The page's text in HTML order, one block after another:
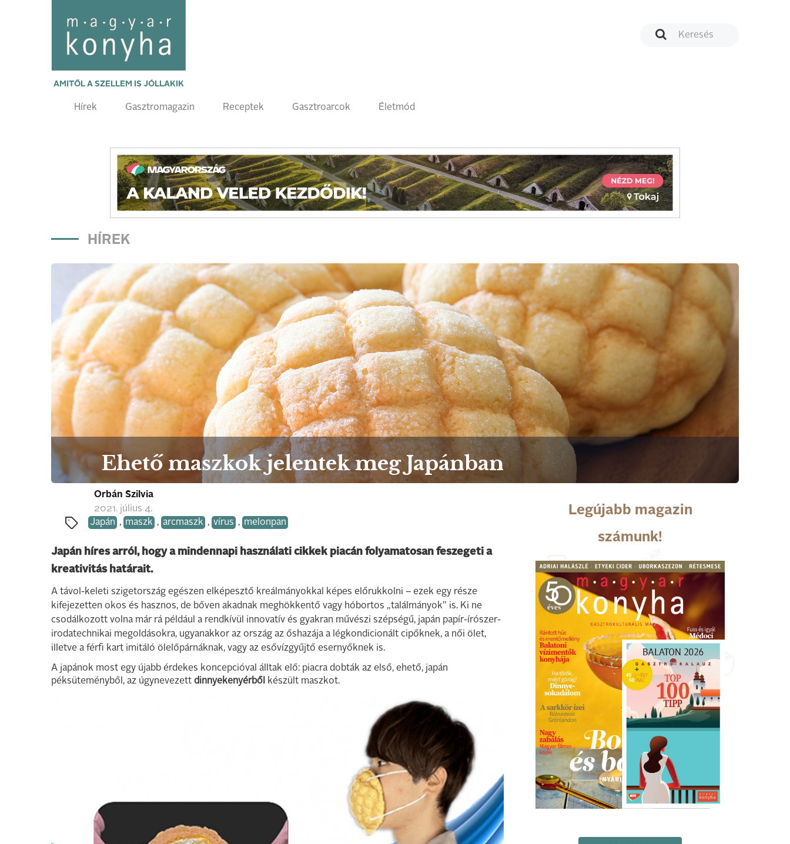
AMITŐL A SZELLEM IS JÓLLAKIK
Hírek Gasztromagazin Receptek Gasztroarcok Életmód
HÍREK
Ehető maszkok jelentek meg Japánban
Orbán Szilvia
2021. július 4.
Japán , maszk , arcmaszk , vírus , melonpan
Japán híres arról, hogy a mindennapi használati cikkek piacán folyamatosan feszegeti a
kreativitás határait.
A távol-keleti szigetország egészen elképesztő kreálmányokkal képes előrukkolni – ezek egy része
kifejezetten okos és hasznos, de bőven akadnak meghökkentő vagy hóbortos „találmányok” is. Ki ne
csodálkozott volna már rá például a rendkívül innovatív és gyakran művészi szépségű, japán papír-írószer-
irodatechnikai megoldásokra, ugyanakkor az ország az őshazája a légkondicionált cipőknek, a női ölet,
illetve a férfi kart imitáló ölelőpárnáknak, vagy az esővízgyűjtő esernyőknek is.
A japánok most egy újabb érdekes koncepcióval álltak elő: piacra dobták az első, ehető, japán
péksüteményből, az úgynevezett dinnyekenyérből készült maszkot.
Legújabb magazin
számunk!